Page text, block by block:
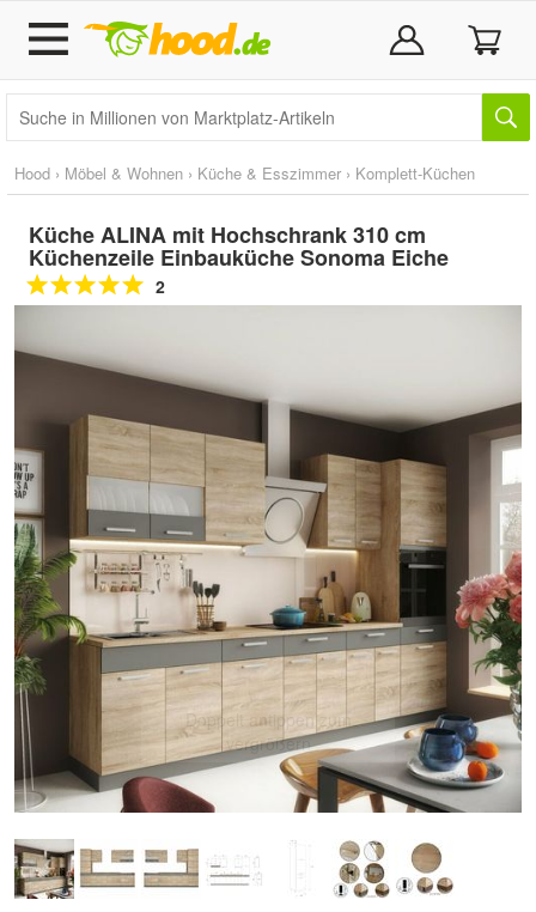
Hood › Möbel & Wohnen › Küche & Esszimmer › Komplett-Küchen
Küche ALINA mit Hochschrank 310 cm
Küchenzeile Einbauküche Sonoma Eiche
2
Doppelt antippen zum
vergrößern